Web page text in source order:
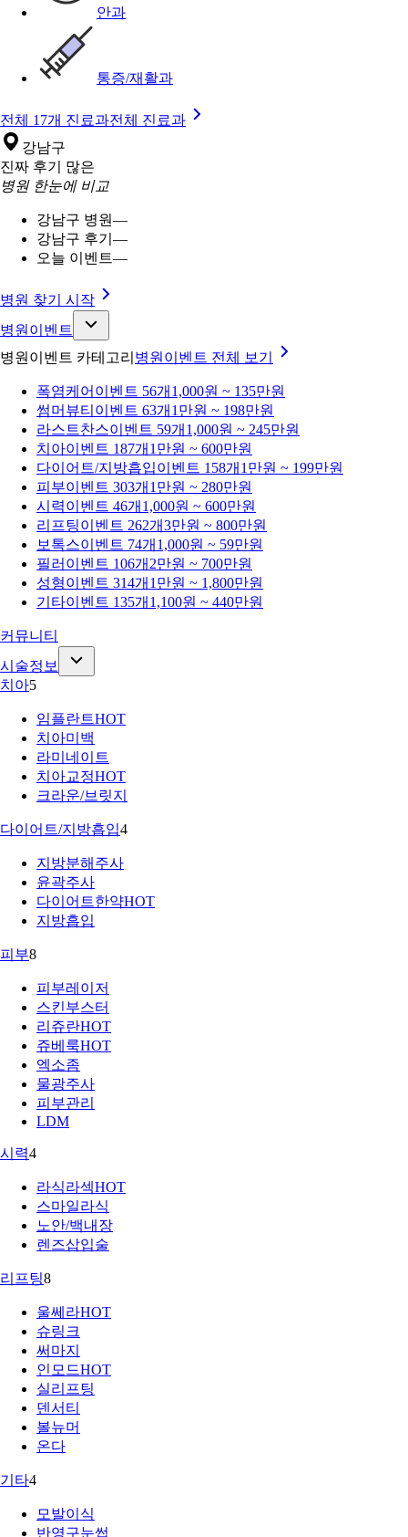
안과
통증/재활과
전체 17개 진료과전체 진료과
강남구
진짜 후기 많은
병원 한눈에 비교
강남구 병원—
강남구 후기 —
오늘 이벤트—
병원 찾기 시작
병원이벤트
병원이벤트 카테고리 병원이벤트 전체 보기
폭염케어 이벤트 56개 1,000원 ~ 135만원
썸머뷰티 이벤트 63개 1만원 ~ 198만원
라스트찬스이벤트 59개 1,000원 ~ 245만원
치아이벤트 187개 1만원 ~ 600만원
다이어트/지방흡입이벤트 158개 1만원 ~ 199만원
피부이벤트 303개 1만원 ~ 280만원
시력이벤트 46개 1,000원 ~ 600만원
리프팅이벤트 262개3만원 ~ 800만원
보톡스이벤트 74개 1,000원 ~ 59만원
필러 이벤트 106개 2만원 ~ 700만원
성형이벤트 314개 1만원 ~ 1,800만원
기타이벤트 135개 1,100원 ~ 440만원
커뮤니티
시술정보
치아5
임플란트HOT
치아미백
라미네이트
치아교정HOT
크라운/브릿지
다이어트/지방흡입4
지방분해주사
윤곽주사
다이어트한약HOT
지방흡입
피부8
피부레이저
스킨부스터
리쥬란HOT
쥬베룩HOT
엑소좀
물광주사
피부관리
LDM
시력4
라식라섹HOT
스마일라식
노안/백내장
렌즈삽입술
리프팅8
울쎄라HOT
슈링크
써마지
인모드HOT
실리프팅
덴서티
볼뉴머
온다
기타4
모발이식
반영구눈썹